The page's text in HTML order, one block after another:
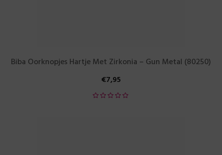
Biba Oorknopjes Hartje Met Zirkonia – Gun Metal (80250)
€7,95